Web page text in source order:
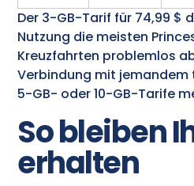
Der 3-GB-Tarif für 74,99 $
Nutzung die meisten
Kreuzfahrten problemlos
Verbindung mit jemandem
5-GB- oder 10-GB-Tarife
So bleiben
erhalten